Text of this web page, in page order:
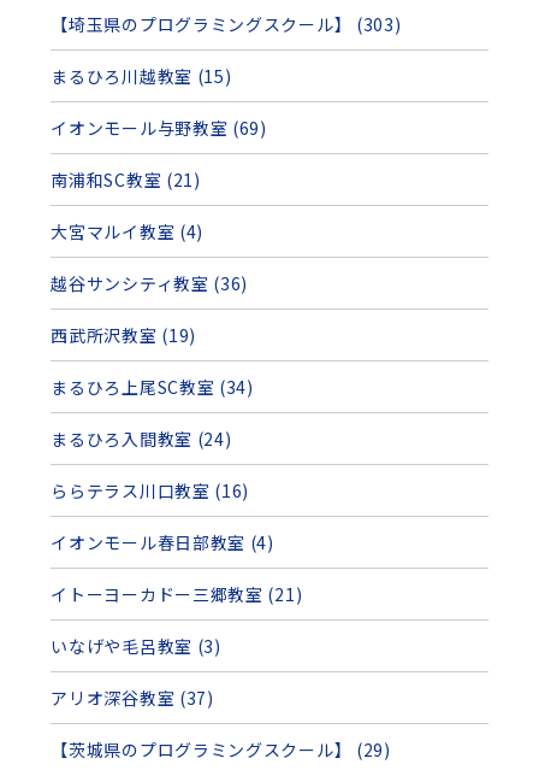
【埼玉県のプログラミングスクール】 (303)
まるひろ川越教室 (15)
イオンモール与野教室 (69)
南浦和SC教室 (21)
大宮マルイ教室 (4)
越谷サンシティ教室 (36)
西武所沢教室 (19)
まるひろ上尾SC教室 (34)
まるひろ入間教室 (24)
ららテラス川口教室 (16)
イオンモール春日部教室 (4)
イトーヨーカドー三郷教室 (21)
いなげや毛呂教室 (3)
アリオ深谷教室 (37)
【茨城県のプログラミングスクール】 (29)